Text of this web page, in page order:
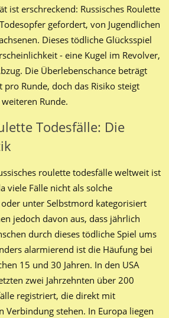
ist erschreckend: Russisches Roulette
gefordert, von Jugendlichen
Dieses tödliche Glücksspiel
- eine Kugel im Revolver,
Die Überlebenschance beträgt
Runde, doch das Risiko steigt
Runde.
Todesfälle: Die
roulette todesfälle weltweit ist
viele Fälle nicht als solche
unter Selbstmord kategorisiert
jedoch davon aus, dass jährlich
durch dieses tödliche Spiel ums
alarmierend ist die Häufung bei
15 und 30 Jahren. In den USA
zwei Jahrzehnten über 200
registriert, die direkt mit
Verbindung stehen. In Europa liegen